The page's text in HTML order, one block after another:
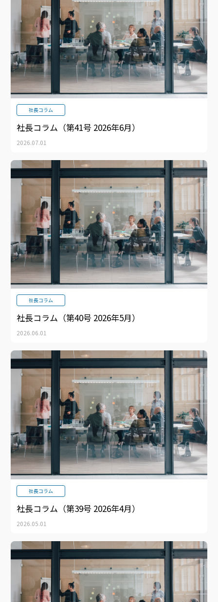
社長コラム
社長コラム（第41号 2026年6月）
2026.07.01
社長コラム
社長コラム（第40号 2026年5月）
2026.06.01
社長コラム
社長コラム（第39号 2026年4月）
2026.05.01